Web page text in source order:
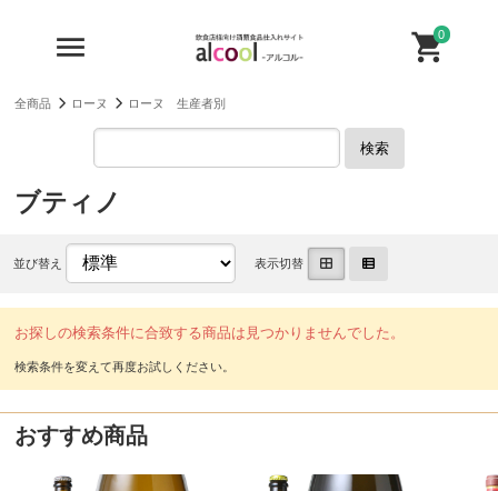
0
全商品 ローヌ ローヌ 生産者別
検索
ブティノ
並び替え 表示切替
お探しの検索条件に合致する商品は見つかりませんでした。
おすすめ商品